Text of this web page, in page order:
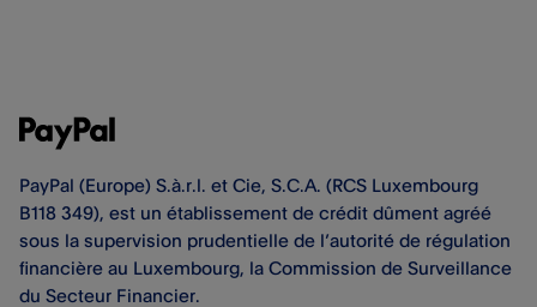
PayPal (Europe) S.à.r.l. et Cie, S.C.A. (RCS Luxembourg
B118 349), est un établissement de crédit dûment agréé
sous la supervision prudentielle de l’autorité de régulation
financière au Luxembourg, la Commission de Surveillance
du Secteur Financier.